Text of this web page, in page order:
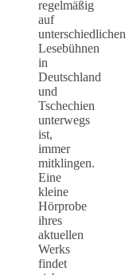
regelmäßig
auf
unterschiedlichen
Lesebühnen
in
Deutschland
und
Tschechien
unterwegs
ist,
immer
mitklingen.
Eine
kleine
Hörprobe
ihres
aktuellen
Werks
findet